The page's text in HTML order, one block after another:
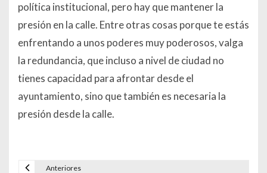
política institucional, pero hay que mantener la
presión en la calle. Entre otras cosas porque te estás
enfrentando a unos poderes muy poderosos, valga
la redundancia, que incluso a nivel de ciudad no
tienes capacidad para afrontar desde el
ayuntamiento, sino que también es necesaria la
presión desde la calle.
Anteriores